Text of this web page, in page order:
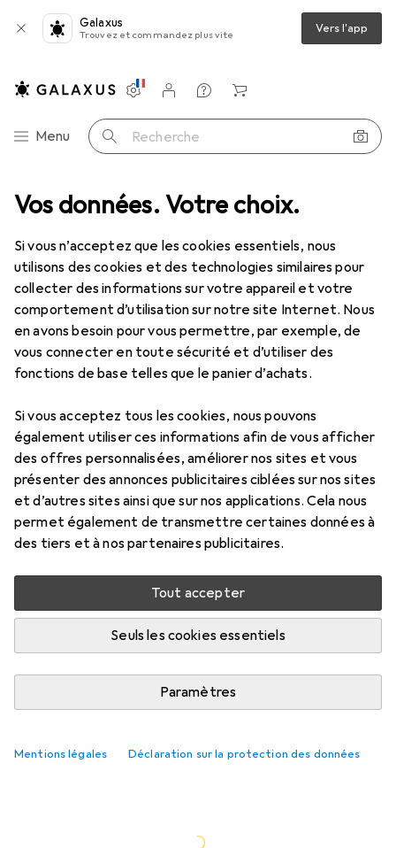
Vos données. Votre choix.
Si vous n’acceptez que les cookies essentiels, nous
utilisons des cookies et des technologies similaires pour
collecter des informations sur votre appareil et votre
comportement d’utilisation sur notre site Internet. Nous
en avons besoin pour vous permettre, par exemple, de
vous connecter en toute sécurité et d’utiliser des
fonctions de base telles que le panier d’achats.
Si vous acceptez tous les cookies, nous pouvons
également utiliser ces informations afin de vous afficher
des offres personnalisées, améliorer nos sites et vous
présenter des annonces publicitaires ciblées sur nos sites
et d’autres sites ainsi que sur nos applications. Cela nous
permet également de transmettre certaines données à
des tiers et à nos partenaires publicitaires.
Tout accepter
Seuls les cookies essentiels
Paramètres
Mentions légales Déclaration sur la protection des données
Galaxus
Trouvez et commandez plus vite Vers l'app
Navigation par catégorie
Menu Recherche
Paramètres
Compte client
Listes de comparaison
Listes d'envies
Panier
Accessoires de bain Accessoires de WC
Déstockage Brosse WC